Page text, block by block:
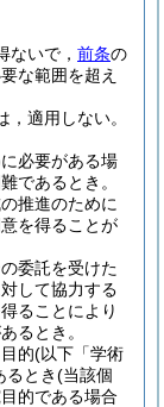
ないで， 前条の
な範囲を超え
適用しない。
必要がある場
であるとき。
推進のために
を得ることが
委託を受けた
して協力する
ることにより
るとき。
的(以下「学術
るとき(当該個
的である場合